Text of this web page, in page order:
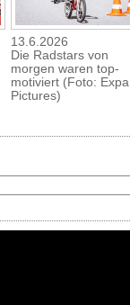
13.6.2026
Die Radstars von
morgen waren top-
motiviert (Foto: Expa
Pictures)